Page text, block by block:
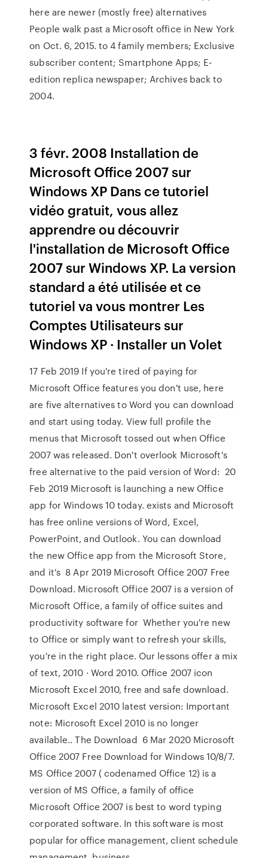
here are newer (mostly free) alternatives
People walk past a Microsoft office in New York
on Oct. 6, 2015. to 4 family members; Exclusive
subscriber content; Smartphone Apps; E-
edition replica newspaper; Archives back to
2004.
3 févr. 2008 Installation de
Microsoft Office 2007 sur
Windows XP Dans ce tutoriel
vidéo gratuit, vous allez
apprendre ou découvrir
l'installation de Microsoft Office
2007 sur Windows XP. La version
standard a été utilisée et ce
tutoriel va vous montrer Les
Comptes Utilisateurs sur
Windows XP · Installer un Volet
17 Feb 2019 If you're tired of paying for
Microsoft Office features you don't use, here
are five alternatives to Word you can download
and start using today. View full profile the
menus that Microsoft tossed out when Office
2007 was released. Don't overlook Microsoft's
free alternative to the paid version of Word: 20
Feb 2019 Microsoft is launching a new Office
app for Windows 10 today. exists and Microsoft
has free online versions of Word, Excel,
PowerPoint, and Outlook. You can download
the new Office app from the Microsoft Store,
and it's 8 Apr 2019 Microsoft Office 2007 Free
Download. Microsoft Office 2007 is a version of
Microsoft Office, a family of office suites and
productivity software for Whether you're new
to Office or simply want to refresh your skills,
you're in the right place. Our lessons offer a mix
of text, 2010 · Word 2010. Office 2007 icon
Microsoft Excel 2010, free and safe download.
Microsoft Excel 2010 latest version: Important
note: Microsoft Excel 2010 is no longer
available.. The Download 6 Mar 2020 Microsoft
Office 2007 Free Download for Windows 10/8/7.
MS Office 2007 ( codenamed Office 12) is a
version of MS Office, a family of office
Microsoft Office 2007 is best to word typing
corporated software. In this software is most
popular for office management, client schedule